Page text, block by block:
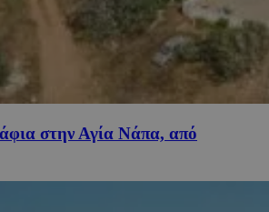
στην Αγία Νάπα, από